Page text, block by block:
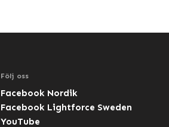
Följ oss
Facebook Nordik
Facebook Lightforce Sweden
YouTube